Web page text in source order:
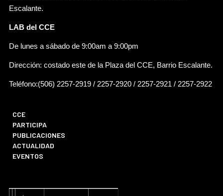
Escalante.
LAB del CCE
De lunes a sábado de 9:00am a 9:00pm
Dirección: costado este de la Plaza del CCE, Barrio Escalante.
Teléfono:(506) 2257-2919 / 2257-2920 / 2257-2921 / 2257-2922
CCE
PARTICIPA
PUBLICACIONES
ACTUALIDAD
EVENTOS